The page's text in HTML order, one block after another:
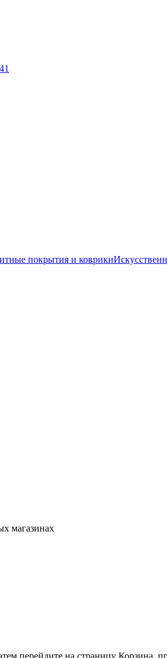
покрытия и коврики
магазинах
перейдите на страницу Корзина,